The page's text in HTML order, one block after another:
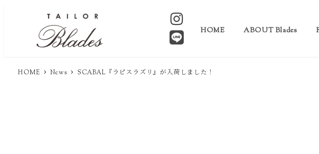
HOME ABOUT Blades
HOME News SCABAL『ラピスラズリ』が入荷しました！